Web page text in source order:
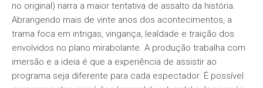
no original) narra a maior tentativa de assalto da história.
Abrangendo mais de vinte anos dos acontecimentos, a
trama foca em intrigas, vingança, lealdade e traição dos
envolvidos no plano mirabolante. A produção trabalha com
imersão e a ideia é que a experiência de assistir ao
programa seja diferente para cada espectador. É possível